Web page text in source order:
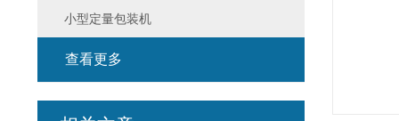
小型定量包装机
查看更多